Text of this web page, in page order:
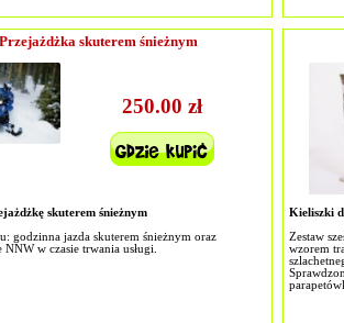
Przejażdżka skuterem śnieżnym
250.00 zł
skuterem śnieżnym
godzinna jazda skuterem śnieżnym oraz
NNW w czasie trwania usługi.
Kieliszki
Zestaw
wzorem